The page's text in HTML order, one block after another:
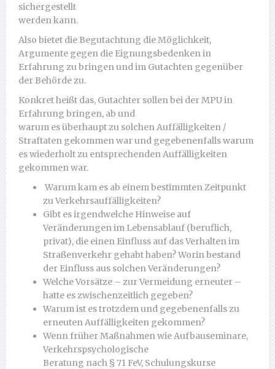
sichergestellt
werden kann.
Also bietet die Begutachtung die Möglichkeit,
Argumente gegen die Eignungsbedenken in
Erfahrung zu bringen und im Gutachten gegenüber
der Behörde zu.
Konkret heißt das, Gutachter sollen bei der MPU in
Erfahrung bringen, ab und
warum es überhaupt zu solchen Auffälligkeiten /
Straftaten gekommen war und gegebenenfalls warum
es wiederholt zu entsprechenden Auffälligkeiten
gekommen war.
Warum kam es ab einem bestimmten Zeitpunkt
zu Verkehrsauffälligkeiten?
Gibt es irgendwelche Hinweise auf
Veränderungen im Lebensablauf (beruflich,
privat), die einen Einfluss auf das Verhalten im
Straßenverkehr gehabt haben? Worin bestand
der Einfluss aus solchen Veränderungen?
Welche Vorsätze – zur Vermeidung erneuter –
hatte es zwischenzeitlich gegeben?
Warum ist es trotzdem und gegebenenfalls zu
erneuten Auffälligkeiten gekommen?
Wenn früher Maßnahmen wie Aufbauseminare,
Verkehrspsychologische
Beratung nach § 71 FeV, Schulungskurse